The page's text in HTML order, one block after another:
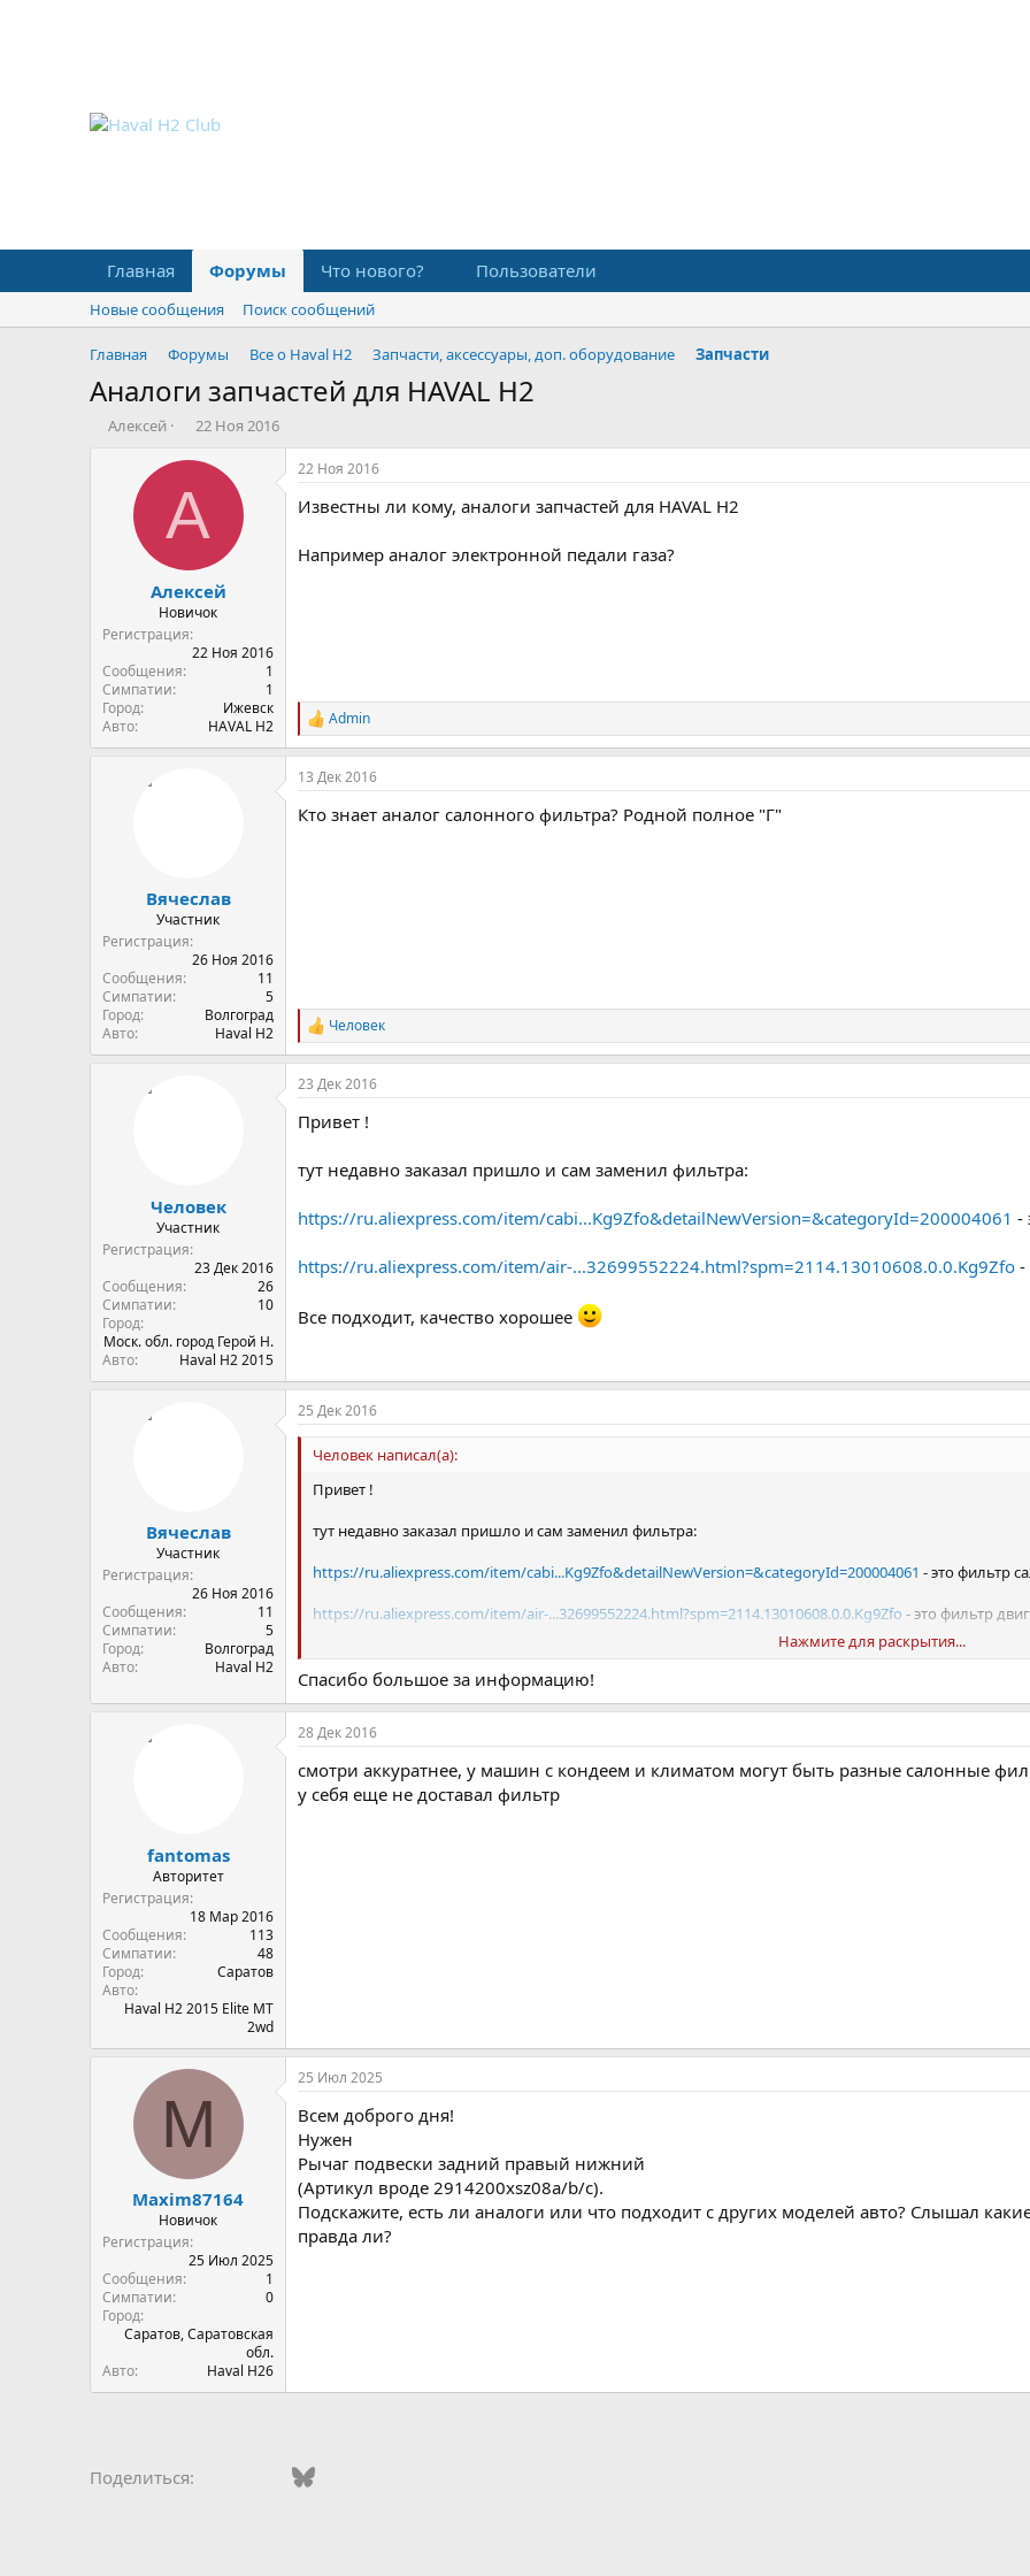
Главная Форумы Что нового? Пользователи
Новые сообщения Поиск сообщений
Главная Форумы Все о Haval H2 Запчасти, аксессуары, доп. оборудование Запчасти
Аналоги запчастей для HAVAL H2
А
Алексей
Д
т
н
а
а
л
а
22 Ноя 2016
А
Алексей
Новичок
Регистрация
22 Ноя 2016
Сообщения
1
Симпатии
1
Город
Ижевск
Авто
HAVAL H2
22 Ноя 2016
Известны ли кому, аналоги запчастей для HAVAL H2
Например аналог электронной педали газа?
С
и
м
п
т
Admin
Вячеслав
Участник
Регистрация
26 Ноя 2016
Сообщения
11
Симпатии
5
Город
Волгоград
Авто
Haval H2
13 Дек 2016
Кто знает аналог салонного фильтра? Родной полное "Г"
С
и
м
п
т
:
Человек
Человек
Участник
Регистрация
23 Дек 2016
Сообщения
26
Симпатии
10
Город
Моск. обл. город Герой Н.
Авто
Haval H2 2015
23 Дек 2016
Привет !
тут недавно заказал пришло и сам заменил фильтра:
https://ru.aliexpress.com/item/cabi...Kg9Zfo&detailNewVersion=&categoryId=200004061 -
https://ru.aliexpress.com/item/air-...32699552224.html?spm=2114.13010608.0.0.Kg9Zfo -
Все подходит, качество хорошее
Вячеслав
Участник
Регистрация
26 Ноя 2016
Сообщения
11
Симпатии
5
Город
Волгоград
Авто
Haval H2
25 Дек 2016
Человек написал(а):
Привет !
тут недавно заказал пришло и сам заменил фильтра:
https://ru.aliexpress.com/item/cabi...Kg9Zfo&detailNewVersion=&categoryId=200004061 - это фильтр
https://ru.aliexpress.com/item/air-...32699552224.html?spm=2114.13010608.0.0.Kg9Zfo - это фильтр
Все подходит, качество хорошее
Нажмите для раскрытия...
Спасибо большое за информацию!
fantomas
Авторитет
Регистрация
18 Мар 2016
Сообщения
113
Симпатии
48
Город
Саратов
Авто
Haval H2 2015 Elite MT
2wd
28 Дек 2016
смотри аккуратнее, у машин с кондеем и климатом могут быть разные салонные
у себя еще не доставал фильтр
M
Maxim87164
Новичок
Регистрация
25 Июл 2025
Сообщения
1
Симпатии
0
Город
Саратов, Саратовская
обл.
Авто
Haval H26
25 Июл 2025
Всем доброго дня!
Нужен
Рычаг подвески задний правый нижний
(Артикул вроде 2914200xsz08a/b/c).
Подскажите, есть ли аналоги или что подходит с других моделей авто? Слышал
правда ли?
Поделиться: Vkontakte
FacebookBluesky